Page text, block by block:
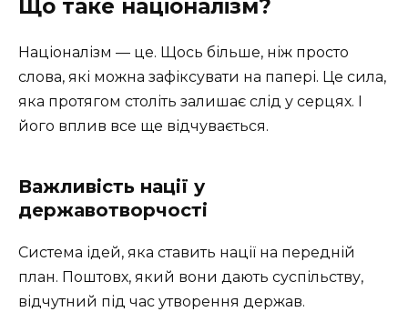
Що таке націоналізм?
Націоналізм — це. Щось більше, ніж просто
слова, які можна зафіксувати на папері. Це сила,
яка протягом століть залишає слід у серцях. І
його вплив все ще відчувається.
Важливість нації у
державотворчості
Система ідей, яка ставить нації на передній
план. Поштовх, який вони дають суспільству,
відчутний під час утворення держав.